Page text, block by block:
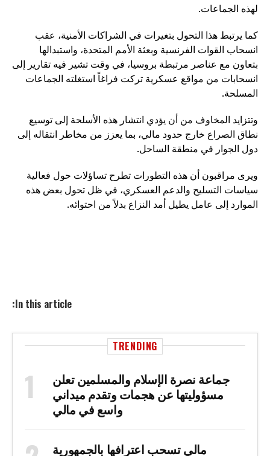
لهذه الجماعات.
كما يرتبط هذا التحول بتغيرات في الشراكات الأمنية، عقب
انسحاب القوات الفرنسية وبعثة الأمم المتحدة، واستبدالها
بتعاون مع عناصر مرتبطة بروسيا، في وقت تشير فيه تقارير إلى
انسحابات من مواقع عسكرية تركت فراغاً استغلته الجماعات
المسلحة.
وتتزايد المخاوف من أن يؤدي انتشار هذه الأسلحة إلى توسيع
نطاق الصراع خارج حدود مالي، بما يعزز من مخاطر انتقاله إلى
دول الجوار في منطقة الساحل.
ويرى مراقبون أن هذه التطورات تطرح تساؤلات حول فعالية
سياسات التسليح والدعم العسكري، في ظل تحول بعض هذه
الموارد إلى عامل يطيل أمد النزاع بدلاً من احتوائه.
In this article:
TRENDING
جماعة نصرة الإسلام والمسلمين تعلن
مسؤوليتها عن هجمات وتقدم ميداني
واسع في مالي
مالي تسحب اعترافها بالجمهورية